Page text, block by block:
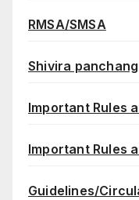
RMSA/SMSA
Shivira panchang
Important Rules
Important Rules
Guidelines/